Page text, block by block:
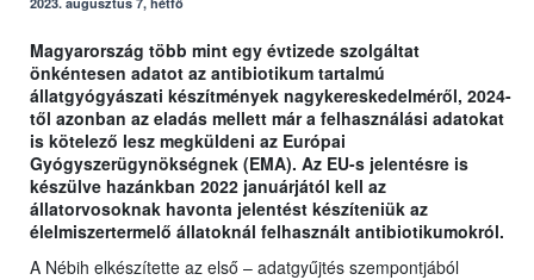
Magyarország több mint egy évtizede szolgáltat
önkéntesen adatot az antibiotikum tartalmú
állatgyógyászati készítmények nagykereskedelméről, 2024-
től azonban az eladás mellett már a felhasználási adatokat
is kötelező lesz megküldeni az Európai
Gyógyszerügynökségnek (EMA). Az EU-s jelentésre is
készülve hazánkban 2022 januárjától kell az
állatorvosoknak havonta jelentést készíteniük az
élelmiszertermelő állatoknál felhasznált antibiotikumokról.
A Nébih elkészítette az első – adatgyűjtés szempontjából